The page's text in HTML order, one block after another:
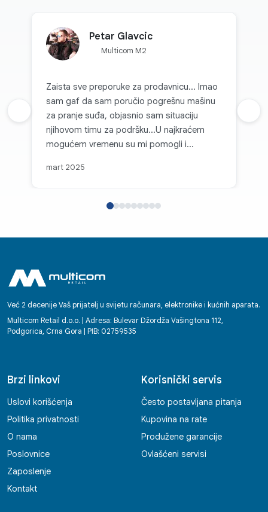
Petar Glavcic
Multicom M2
Zaista sve preporuke za prodavnicu... Imao
sam gaf da sam poručio pogrešnu mašinu
za pranje suđa, objasnio sam situaciju
njihovom timu za podršku...U najkraćem
mogućem vremenu su mi pomogli i
mart 2025
Prethodna recenzija
Već 2 decenije Vaš prijatelj u svijetu računara, elektronike i kućnih aparata.
Multicom Retail d.o.o. | Adresa: Bulevar Džordža Vašingtona 112,
Podgorica, Crna Gora | PIB: 02759535
Brzi linkovi
Uslovi korišćenja
Politika privatnosti
O nama
Poslovnice
Zaposlenje
Kontakt
Korisnički servis
Često postavljana pitanja
Kupovina na rate
Produžene garancije
Ovlašćeni servisi